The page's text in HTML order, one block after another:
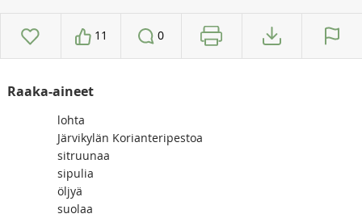
11 0
Raaka-aineet
lohta
Järvikylän Korianteripestoa
sitruunaa
sipulia
öljyä
suolaa